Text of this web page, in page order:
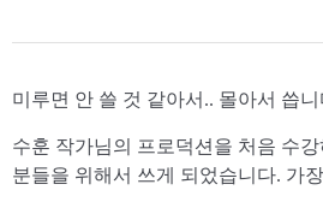
미루면 안 쓸 것 같아서.. 몰아서 씁니
수훈 작가님의 프로덕션을 처음 수
분들을 위해서 쓰게 되었습니다. 가